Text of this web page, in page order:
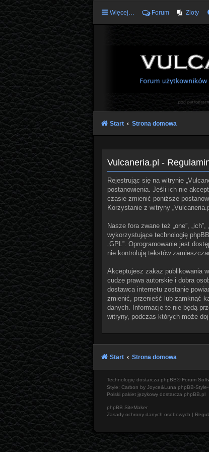
Więcej… Forum Zloty
Start Strona domowa
Vulcaneria.pl -
Rejestrując się na witrynie
postanowienia. Jeśli ich nie
czasie zmienić poniższe
Korzystanie z witryny
Nasze fora zwane też „one”,
wykorzystujące technologię
„GPL”. Oprogramowanie jest
nie kontrolują tekstów
Akceptujesz zakaz publikowania
cudze prawa autorskie i dobra
dostawca internetu zostanie
zmienić, przenieść lub zamknąć
danych. Informacje te nie będą
witryny, podczas których może
Start Strona domowa
Technologię dostarcza phpBB® Forum
Style: Carbon by Joyce&Luna phpBB-
Polski pakiet językowy dostarcza phpBB.pl
phpBB SiteMaker
Zasady ochrony danych osobowych |